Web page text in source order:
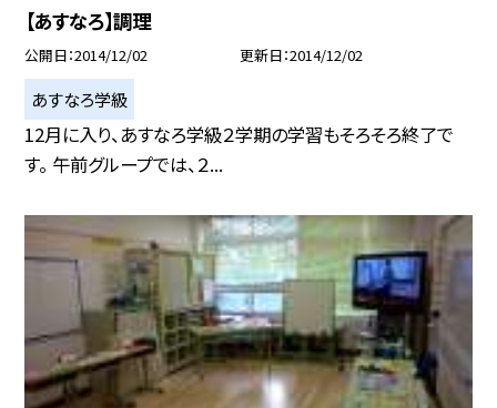
【あすなろ】調理
公開日 2014/12/02 更新日 2014/12/02
あすなろ学級
12月に入り、あすなろ学級２学期の学習もそろそろ終了で
す。 午前グループでは、２...